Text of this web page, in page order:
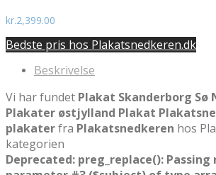
kr.2,399.00
Bedste pris hos Plakatsnedkeren.dk
Beskrivelse
Vi har fundet Plakat Skanderborg
Plakater østjylland Plakat
plakaterfra Plakatsnedkeren hos
kategorien
Deprecated: preg_replace():